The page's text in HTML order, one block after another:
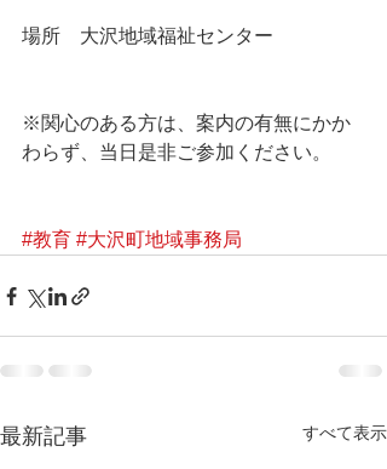
場所　大沢地域福祉センター
※関心のある方は、案内の有無にかか
わらず、当日是非ご参加ください。
#教育 #大沢町地域事務局
最新記事 すべて表示